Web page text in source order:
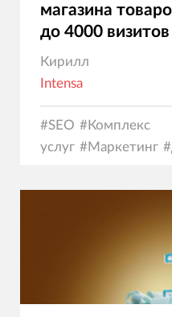
магазина
до 4000
Кирилл
Intensa
#SEO #Комплекс
услуг #Маркетинг #